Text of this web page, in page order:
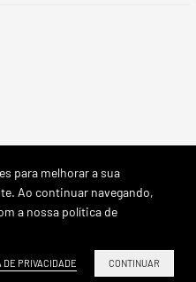
os direitos reservados.
Wishlist Cart
para melhorar a sua
Ao continuar navegando,
a nossa política de
DE PRIVACIDADE CONTINUAR